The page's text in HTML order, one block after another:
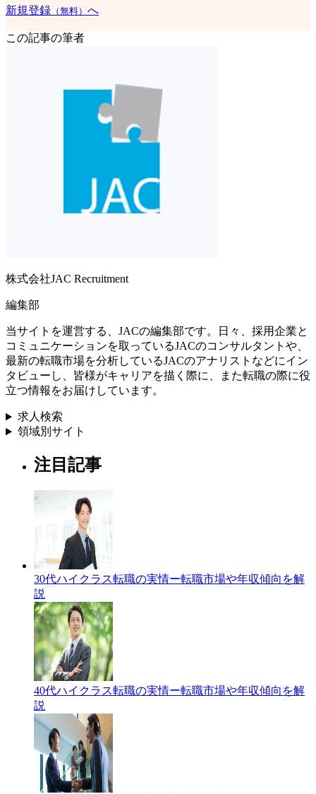
新規登録 （無料） へ
この記事の筆者
株式会社JAC Recruitment
編集部
当サイトを運営する、JACの編集部です。日々、採用企業と
コミュニケーションを取っているJACのコンサルタントや、
最新の転職市場を分析しているJACのアナリストなどにイン
タビューし、皆様がキャリアを描く際に、また転職の際に役
立つ情報をお届けしています。
求人検索
領域別サイト
注目記事
30代ハイクラス転職の実情ー転職市場や年収傾向を解
説
40代ハイクラス転職の実情ー転職市場や年収傾向を解
説